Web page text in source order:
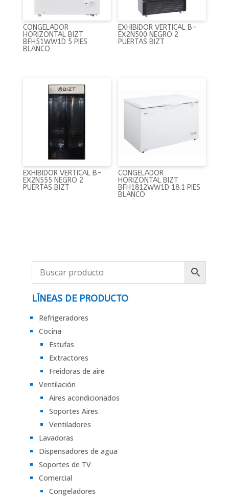
CONGELADOR
HORIZONTAL BIZT
BFH51WW1D 5 PIES
BLANCO
EXHIBIDOR VERTICAL B-
EX2N500 NEGRO 2
PUERTAS BIZT
EXHIBIDOR VERTICAL B-
EX2N555 NEGRO 2
PUERTAS BIZT
CONGELADOR
HORIZONTAL BIZT
BFH1812WW1D 18.1 PIES
BLANCO
LÍNEAS DE PRODUCTO
Refrigeradores
Cocina
Estufas
Extractores
Freidoras de aire
Ventilación
Aires acondicionados
Soportes Aires
Ventiladores
Lavadoras
Dispensadores de agua
Soportes de TV
Comercial
Congeladores